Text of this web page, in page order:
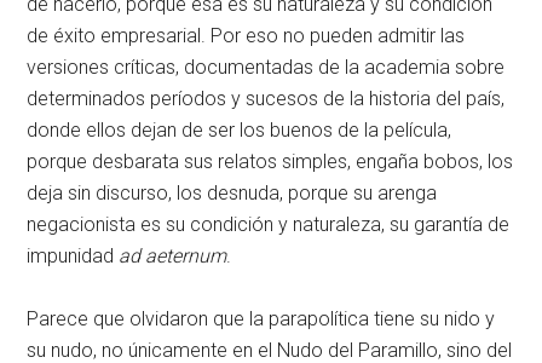
de éxito empresarial. Por eso no pueden admitir las
versiones críticas, documentadas de la academia sobre
determinados períodos y sucesos de la historia del país,
donde ellos dejan de ser los buenos de la película,
porque desbarata sus relatos simples, engaña bobos, los
deja sin discurso, los desnuda, porque su arenga
negacionista es su condición y naturaleza, su garantía de
impunidad ad aeternum.
Parece que olvidaron que la parapolítica tiene su nido y
su nudo, no únicamente en el Nudo del Paramillo, sino del